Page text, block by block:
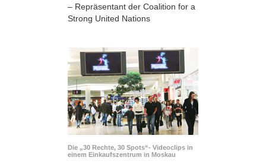
– Repräsentant der Coalition for a
Strong United Nations
Die „30 Rechte, 30 Spots“- Videoclips in
einem Einkaufszentrum in Moskau